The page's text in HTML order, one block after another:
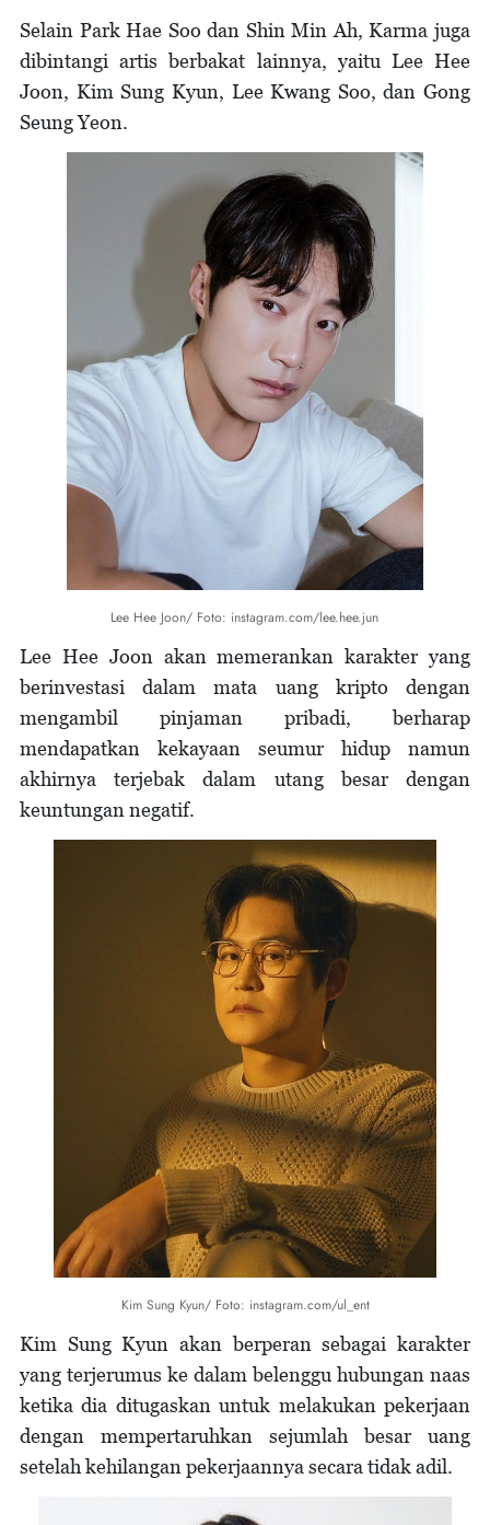
Selain Park Hae Soo dan Shin Min Ah, Karma juga
dibintangi artis berbakat lainnya, yaitu Lee Hee
Joon, Kim Sung Kyun, Lee Kwang Soo, dan Gong
Seung Yeon.
Lee Hee Joon/ Foto: instagram.com/lee.hee.jun
Lee Hee Joon akan memerankan karakter yang
berinvestasi dalam mata uang kripto dengan
mengambil pinjaman pribadi, berharap
mendapatkan kekayaan seumur hidup namun
akhirnya terjebak dalam utang besar dengan
keuntungan negatif.
Kim Sung Kyun/ Foto: instagram.com/ul_ent
Kim Sung Kyun akan berperan sebagai karakter
yang terjerumus ke dalam belenggu hubungan naas
ketika dia ditugaskan untuk melakukan pekerjaan
dengan mempertaruhkan sejumlah besar uang
setelah kehilangan pekerjaannya secara tidak adil.